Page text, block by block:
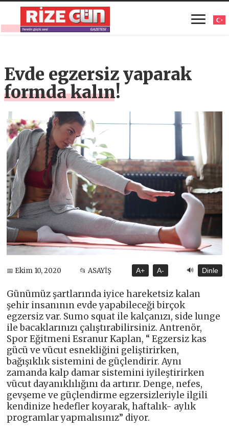
Evde egzersiz yaparak
formda kalın!
📅 Ekim 10, 2020 📂 ASAYİŞ A+ A- 🔊 Dinle
Günümüz şartlarında iyice hareketsiz kalan
şehir insanının evde yapabileceği birçok
egzersiz var. Sumo squat ile kalçanızı, side lunge
ile bacaklarınızı çalıştırabilirsiniz. Antrenör,
Spor Eğitmeni Esranur Kaplan, “ Egzersiz kas
gücü ve vücut esnekliğini geliştirirken,
bağışıklık sistemini de güçlendirir. Aynı
zamanda kalp damar sistemini iyileştirirken
vücut dayanıklılığını da artırır. Denge, nefes,
gevşeme ve güçlendirme egzersizleriyle ilgili
kendinize hedefler koyarak, haftalık- aylık
programlar yapmalısınız” diyor.